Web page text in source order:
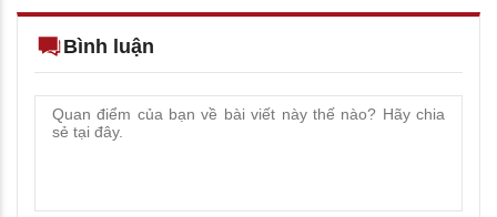
Bình luận